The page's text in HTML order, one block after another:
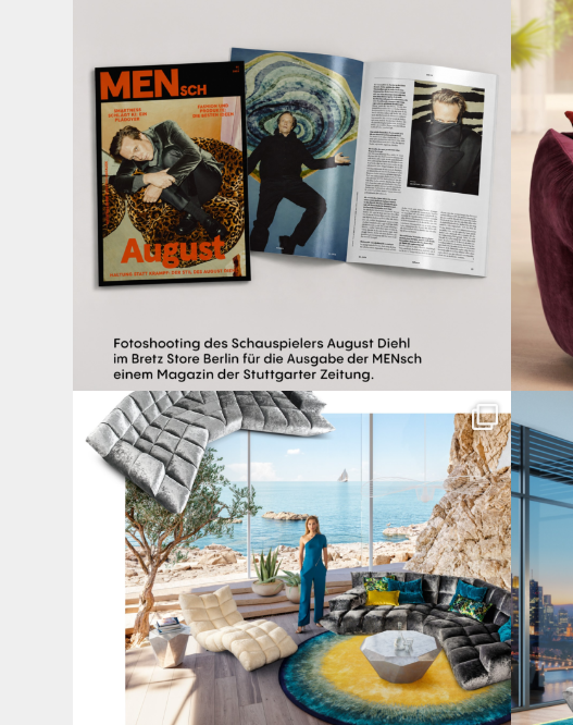
Für jeden Lieblingsplatz die passende Cloud. ☁️...
62